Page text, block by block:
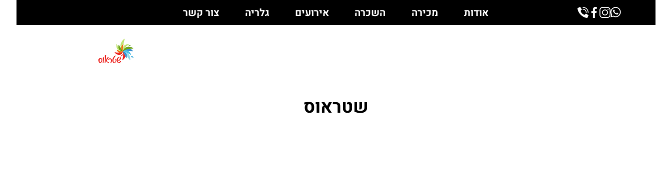
אודות מכירה השכרה אירועים גלריה צור קשר
שטראוס